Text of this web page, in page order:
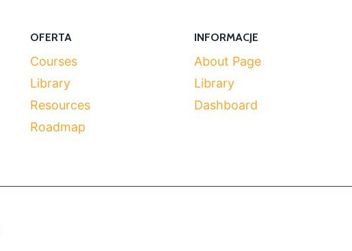
OFERTA
Courses
Library
Resources
Roadmap
INFORMACJE
About Page
Library
Dashboard